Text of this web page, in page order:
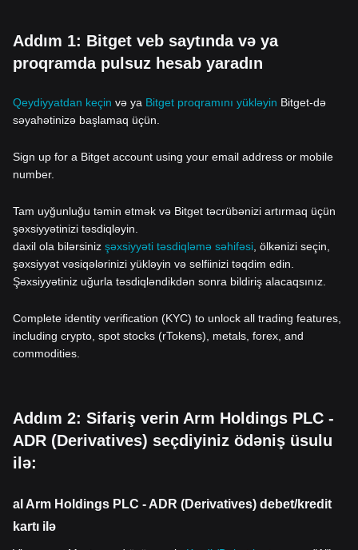
Addım 1: Bitget veb saytında və ya
proqramda pulsuz hesab yaradın
Qeydiyyatdan keçin və ya Bitget proqramını yükləyin Bitget-də
səyahətinizə başlamaq üçün.
Sign up for a Bitget account using your email address or mobile
number.
Tam uyğunluğu təmin etmək və Bitget təcrübənizi artırmaq üçün
şəxsiyyətinizi təsdiqləyin.
daxil ola bilərsiniz şəxsiyyəti təsdiqləmə səhifəsi , ölkənizi seçin,
şəxsiyyət vəsiqələrinizi yükləyin və selfiinizi təqdim edin.
Şəxsiyyətiniz uğurla təsdiqləndikdən sonra bildiriş alacaqsınız.
Complete identity verification (KYC) to unlock all trading features,
including crypto, spot stocks (rTokens), metals, forex, and
commodities.
Addım 2: Sifariş verin Arm Holdings PLC -
ADR (Derivatives) seçdiyiniz ödəniş üsulu
ilə:
al Arm Holdings PLC - ADR (Derivatives) debet/kredit
kartı ilə